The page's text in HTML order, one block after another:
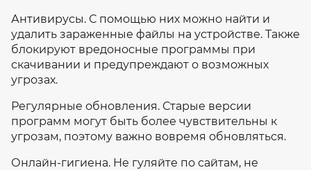
Антивирусы. С помощью них можно найти и
удалить зараженные файлы на устройстве. Также
блокируют вредоносные программы при
скачивании и предупреждают о возможных
угрозах.
Регулярные обновления. Старые версии
программ могут быть более чувствительны к
угрозам, поэтому важно вовремя обновляться.
Онлайн-гигиена. Не гуляйте по сайтам, не